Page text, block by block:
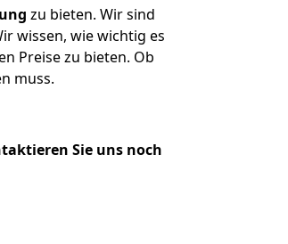
zu bieten. Wir sind
wissen, wie wichtig es
Preise zu bieten. Ob
muss.
Sie uns noch